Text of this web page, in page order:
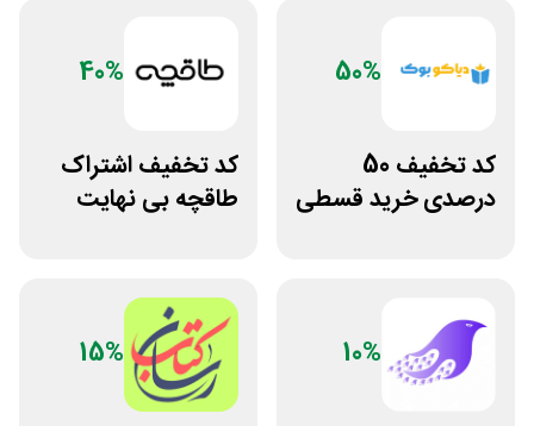
50%
کد تخفیف 50
درصدی خرید قسطی
40%
کد تخفیف اشتراک
طاقچه بی نهایت
10%
15%